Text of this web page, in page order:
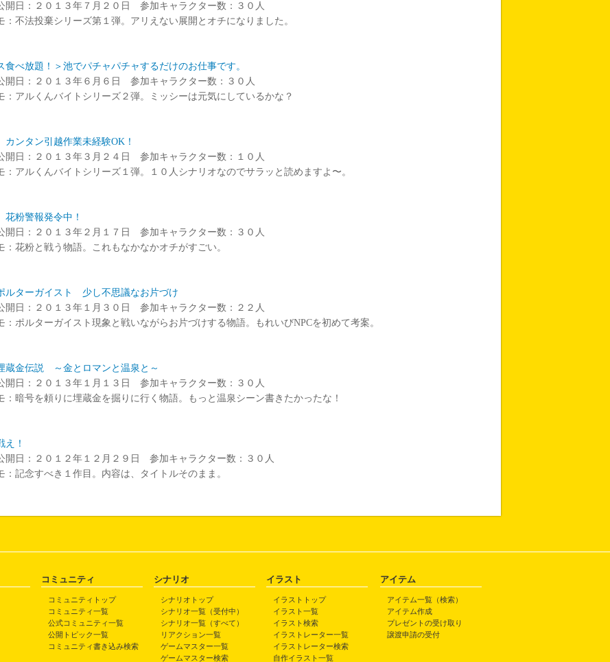
開日：２０１３年７月２０日 参加キャラクター数：３０人
：不法投棄シリーズ第１弾。アリえない展開とオチになりました。
食べ放題！＞池でパチャパチャするだけのお仕事です。
開日：２０１３年６月６日 参加キャラクター数：３０人
：アルくんバイトシリーズ２弾。ミッシーは元気にしているかな？
ンタン引越作業未経験OK！
開日：２０１３年３月２４日 参加キャラクター数：１０人
：アルくんバイトシリーズ１弾。１０人シナリオなのでサラッと読めますよ〜。
花粉警報発令中！
開日：２０１３年２月１７日 参加キャラクター数：３０人
：花粉と戦う物語。これもなかなかオチがすごい。
ルターガイスト 少し不思議なお片づけ
開日：２０１３年１月３０日 参加キャラクター数：２２人
：ポルターガイスト現象と戦いながらお片づけする物語。もれいびNPCを初めて考案。
蔵金伝説 ～金とロマンと温泉と～
開日：２０１３年１月１３日 参加キャラクター数：３０人
：暗号を頼りに埋蔵金を掘りに行く物語。もっと温泉シーン書きたかったな！
え！
開日：２０１２年１２月２９日 参加キャラクター数：３０人
：記念すべき１作目。内容は、タイトルそのまま。
コミュニティ
コミュニティトップ
コミュニティ一覧
公式コミュニティ一覧
公開トピック一覧
コミュニティ書き込み検索
シナリオ
シナリオトップ
シナリオ一覧（受付中）
シナリオ一覧（すべて）
リアクション一覧
ゲームマスター一覧
ゲームマスター検索
イラスト
イラストトップ
イラスト一覧
イラスト検索
イラストレーター一覧
イラストレーター検索
自作イラスト一覧
アイテム
アイテム一覧（検索）
アイテム作成
プレゼントの受け取り
譲渡申請の受付